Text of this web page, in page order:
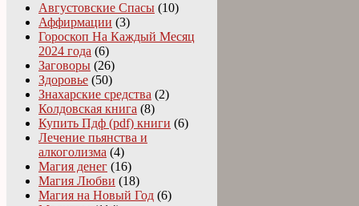
Августовские Спасы (10)
Аффирмации (3)
Гороскоп На Каждый Месяц
2024 года (6)
Заговоры (26)
Здоровье (50)
Знахарские средства (2)
Колдовская книга (8)
Купить Пдф (pdf) книги (6)
Лечение пьянства и
алкоголизма (4)
Магия денег (16)
Магия Любви (18)
Магия на Новый Год (6)